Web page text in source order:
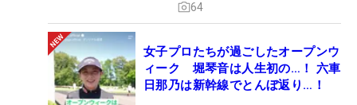
64
女子プロたちが過ごしたオープンウ
ィーク 堀琴音は人生初の…！ 六車
日那乃は新幹線でとんぼ返り…！